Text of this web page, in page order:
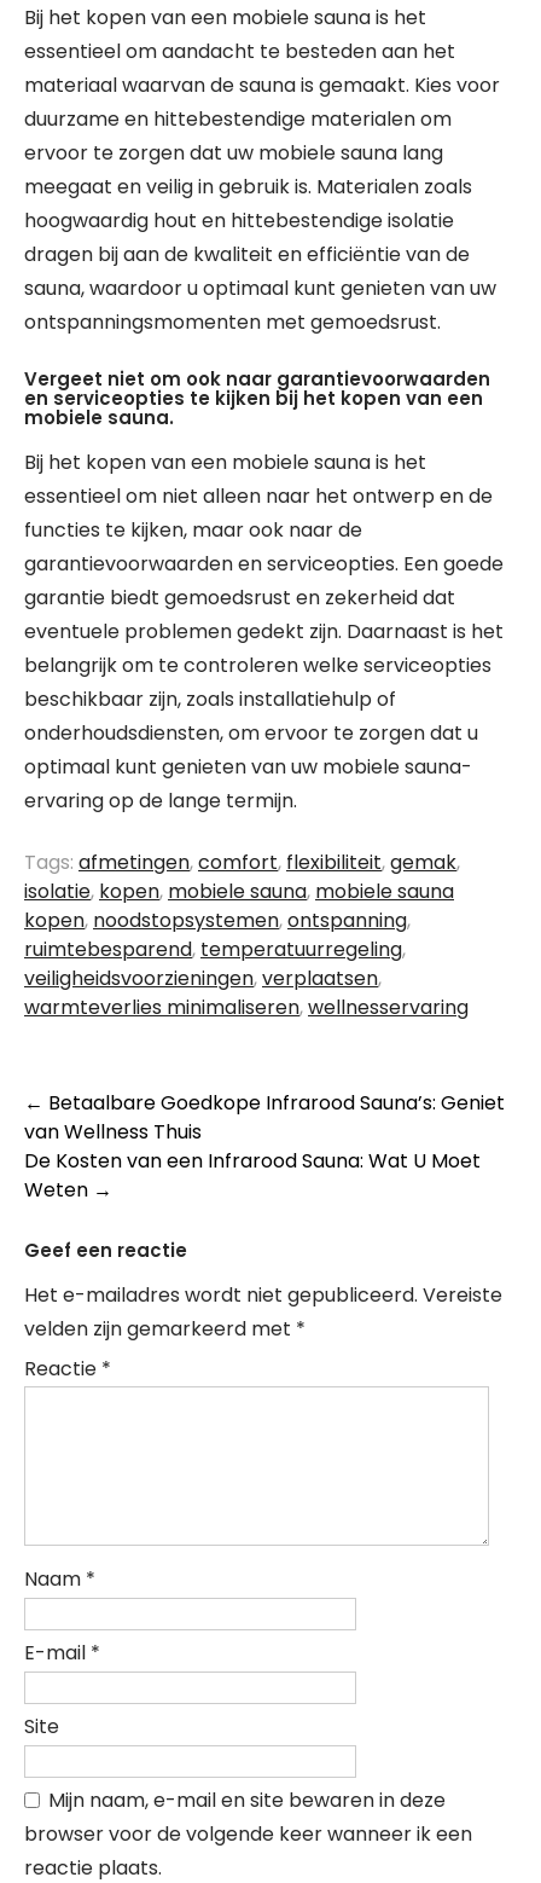
Bij het kopen van een mobiele sauna is het
essentieel om aandacht te besteden aan het
materiaal waarvan de sauna is gemaakt. Kies voor
duurzame en hittebestendige materialen om
ervoor te zorgen dat uw mobiele sauna lang
meegaat en veilig in gebruik is. Materialen zoals
hoogwaardig hout en hittebestendige isolatie
dragen bij aan de kwaliteit en efficiëntie van de
sauna, waardoor u optimaal kunt genieten van uw
ontspanningsmomenten met gemoedsrust.
Vergeet niet om ook naar garantievoorwaarden
en serviceopties te kijken bij het kopen van een
mobiele sauna.
Bij het kopen van een mobiele sauna is het
essentieel om niet alleen naar het ontwerp en de
functies te kijken, maar ook naar de
garantievoorwaarden en serviceopties. Een goede
garantie biedt gemoedsrust en zekerheid dat
eventuele problemen gedekt zijn. Daarnaast is het
belangrijk om te controleren welke serviceopties
beschikbaar zijn, zoals installatiehulp of
onderhoudsdiensten, om ervoor te zorgen dat u
optimaal kunt genieten van uw mobiele sauna-
ervaring op de lange termijn.
Tags: afmetingen,comfort, flexibiliteit,gemak,
isolatie, kopen, mobiele sauna, mobiele sauna
kopen, noodstopsystemen,ontspanning,
ruimtebesparend, temperatuurregeling,
veiligheidsvoorzieningen,verplaatsen,
warmteverlies minimaliseren,wellnesservaring
Berichtnavigatie
← Betaalbare Goedkope Infrarood Sauna’s: Geniet
van Wellness Thuis
De Kosten van een Infrarood Sauna: Wat U Moet
Weten →
Geef een reactie
Het e-mailadres wordt niet gepubliceerd. Vereiste
velden zijn gemarkeerd met *
Reactie *
Naam *
E-mail *
Site
Mijn naam, e-mail en site bewaren in deze
browser voor de volgende keer wanneer ik een
reactie plaats.